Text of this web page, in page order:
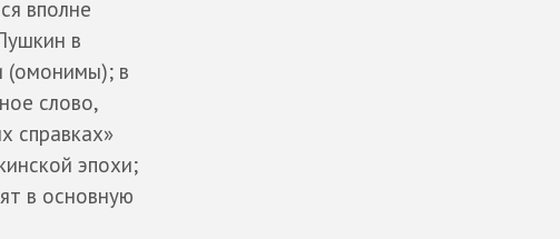
вполне
в
(омонимы); в
слово,
справках»
эпохи;
в основную